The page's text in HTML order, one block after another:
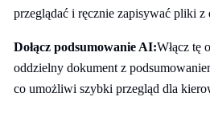
przeglądać i ręcznie zapisywać pliki z
Dołącz podsumowanie AI:Włącz tę
oddzielny dokument z
co umożliwi szybki przegląd dla